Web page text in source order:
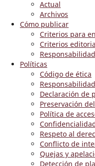
Actual
Archivos
Cómo publicar
Criterios para
Criterios
Políticas
Código de ética
Declaración de
Preservación
Política de
Respeto al
Conflicto de
Quejas y
Detección de